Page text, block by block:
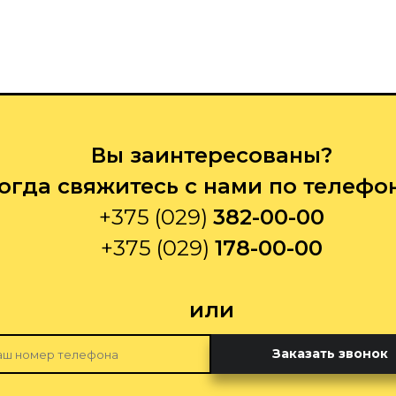
Вы заинтересованы?
свяжитесь с нами по
+375 (029) 382-00-00
+375 (029) 178-00-00
или
Заказать звонок